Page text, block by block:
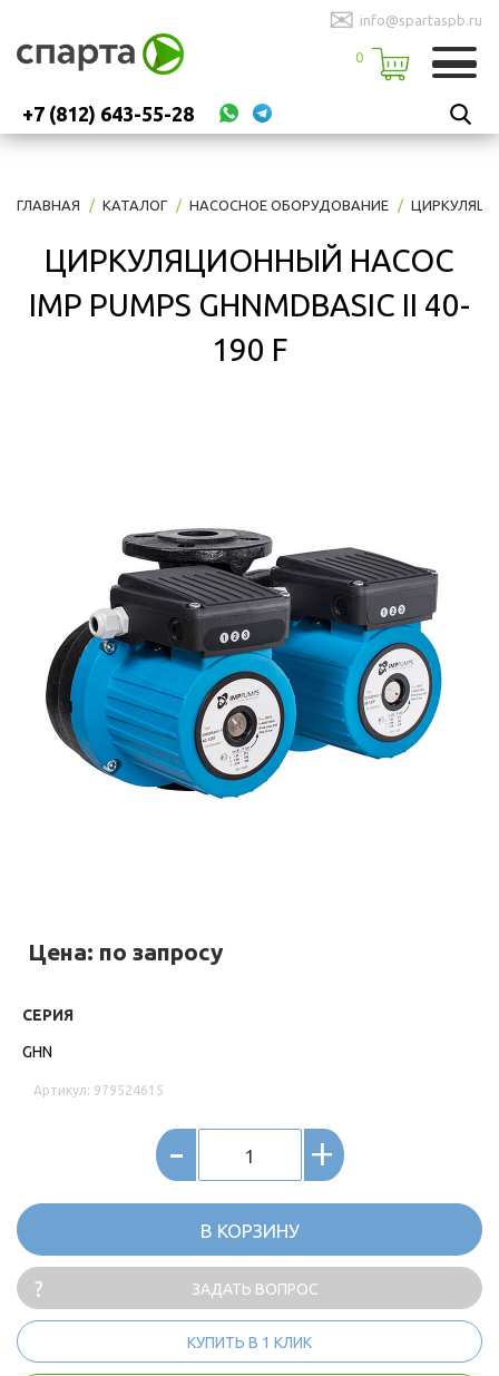
✉ info@spartaspb.ru
0
+7 (812) 643-55-28
ГЛАВНАЯ КАТАЛОГ НАСОСНОЕ ОБОРУДОВАНИЕ
ЦИРКУЛЯЦИОННЫЙ НАСОС
IMP PUMPS GHNMDBASIC II 40-
190 F
Цена: по запросу
СЕРИЯ
GHN
Артикул: 979524615
- +
В КОРЗИНУ
ЗАДАТЬ ВОПРОС
КУПИТЬ В 1 КЛИК